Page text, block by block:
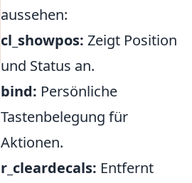
aussehen:
cl_showpos: Zeigt Position
und Status an.
bind: Persönliche
Tastenbelegung für
Aktionen.
r_cleardecals: Entfernt